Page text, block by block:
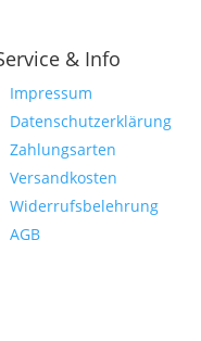
& Info
Impressum
Datenschutzerklärung
Zahlungsarten
Versandkosten
Widerrufsbelehrung
AGB